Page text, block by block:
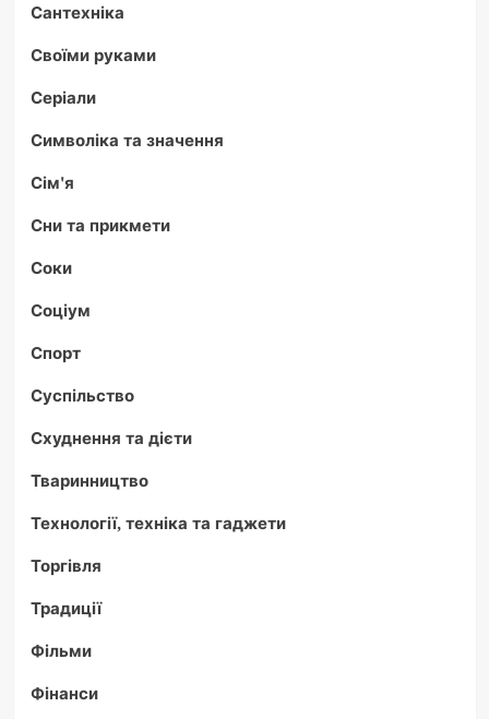
Сантехніка
Своїми руками
Серіали
Символіка та значення
Сім'я
Сни та прикмети
Соки
Соціум
Спорт
Суспільство
Схуднення та дієти
Тваринництво
Технології, техніка та гаджети
Торгівля
Традиції
Фільми
Фінанси